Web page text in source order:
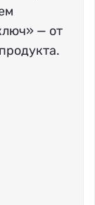
— от